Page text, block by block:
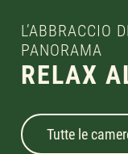
L’ABBRACCIO
PANORAMA
RELAX
Tutte le